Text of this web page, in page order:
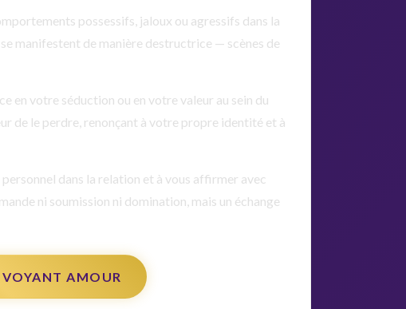
possessifs, jaloux ou agressifs dans la
manifestent de manière destructrice — scènes de
en votre séduction ou en votre valeur au sein du
de le perdre, renonçant à votre propre identité et à
dans la relation et à vous affirmer avec
ni soumission ni domination, mais un échange
AMOUR